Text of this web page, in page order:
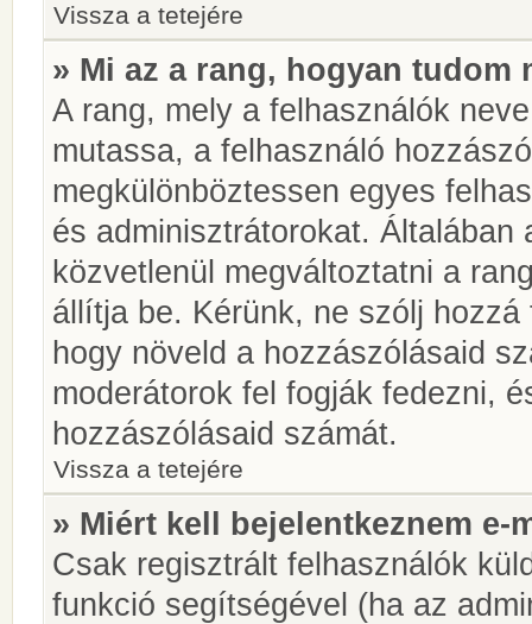
Vissza a tetejére
» Mi az a rang, hogyan tudom
A rang, mely a felhasználók
mutassa, a felhasználó
megkülönböztessen egyes
és adminisztrátorokat. Általában
közvetlenül megváltoztatni a
állítja be. Kérünk, ne szólj
hogy növeld a hozzászólásaid
moderátorok fel fogják fedezni,
hozzászólásaid számát.
Vissza a tetejére
» Miért kell bejelentkeznem e-
Csak regisztrált felhasználók
funkció segítségével (ha az